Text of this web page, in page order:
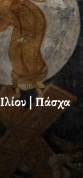
| Πάσχα